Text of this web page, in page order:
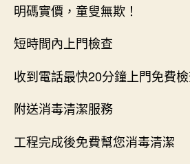
明碼實價，童叟無欺！
短時間內上門檢查
收到電話最快20分鐘上門免費
附送消毒清潔服務
工程完成後免費幫您消毒清潔